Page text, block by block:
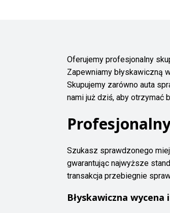
Oferujemy profesjonalny
Zapewniamy błyskawiczną
Skupujemy zarówno auta
nami już dziś, aby otrzymać
Szukasz sprawdzonego
gwarantując najwyższe
transakcja przebiegnie
Błyskawiczna